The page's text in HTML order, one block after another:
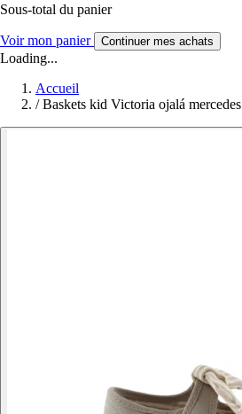
Sous-total du panier
Voir mon panier Continuer mes achats
Loading...
Accueil
/ Baskets kid Victoria ojalá mercedes